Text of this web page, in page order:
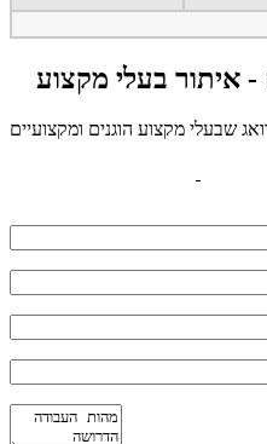
- איתור בעלי מקצוע
שבעלי מקצוע הוגנים ומקצועיים